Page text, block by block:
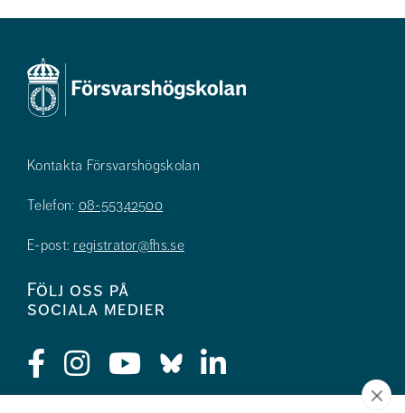
Kontakta Försvarshögskolan
Telefon: 08-55342500
E-post: registrator@fhs.se
Följ oss på
sociala medier